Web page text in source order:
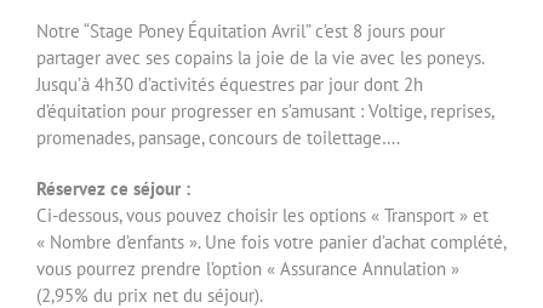
Notre “Stage Poney Équitation Avril” c’est 8 jours pour
partager avec ses copains la joie de la vie avec les poneys.
Jusqu’à 4h30 d’activités équestres par jour dont 2h
d’équitation pour progresser en s’amusant : Voltige, reprises,
promenades, pansage, concours de toilettage….
Réservez ce séjour :
Ci-dessous, vous pouvez choisir les options « Transport » et
« Nombre d’enfants ». Une fois votre panier d’achat complété,
vous pourrez prendre l’option « Assurance Annulation »
(2,95% du prix net du séjour).